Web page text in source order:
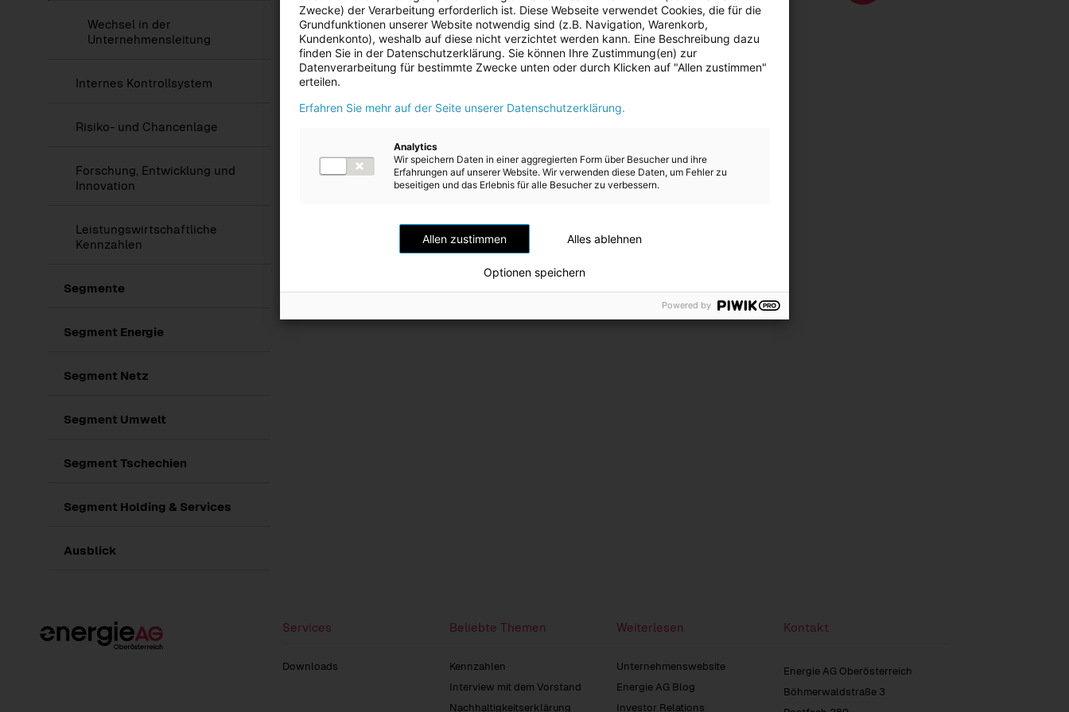
Wechsel in der
Unternehmensleitung
Internes Kontrollsystem
Risiko- und Chancenlage
Forschung, Entwicklung und
Innovation
Leistungswirtschaftliche
Kennzahlen
Segmente
Segment Energie
Segment Netz
Segment Umwelt
Segment Tschechien
Segment Holding & Services
Ausblick
vorherigen
Seite
Veränderungen
Services
Downloads
Beliebte Themen
Kennzahlen
Interview mit dem Vorstand
Nachhaltigkeitserklärung
Weiterlesen
Unternehmenswebsite
Energie AG Blog
Investor Relations
Kontakt
Energie AG Oberösterreich
Böhmerwaldstraße 3
Zwecke) der Verarbeitung erforderlich ist. Diese Webseite verwendet Cookies, die für die
Grundfunktionen unserer Website notwendig sind (z.B. Navigation, Warenkorb,
Kundenkonto), weshalb auf diese nicht verzichtet werden kann. Eine Beschreibung dazu
finden Sie in der Datenschutzerklärung. Sie können Ihre Zustimmung(en) zur
Datenverarbeitung für bestimmte Zwecke unten oder durch Klicken auf "Allen zustimmen"
erteilen.
Erfahren Sie mehr auf der Seite unserer Datenschutzerklärung.
Analytics
Wir speichern Daten in einer aggregierten Form über Besucher und ihre
Erfahrungen auf unserer Website. Wir verwenden diese Daten, um Fehler zu
beseitigen und das Erlebnis für alle Besucher zu verbessern.
Allen zustimmen Alles ablehnen
Optionen speichern
Powered by